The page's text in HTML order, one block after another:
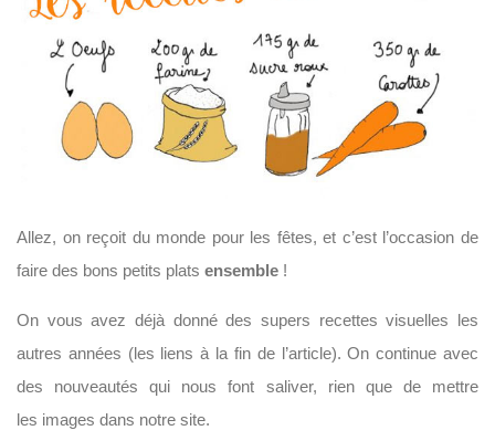
Allez, on reçoit du monde pour les fêtes, et c’est l’occasion de
faire des bons petits plats ensemble !
On vous avez déjà donné des supers recettes visuelles les
autres années (les liens à la fin de l’article). On continue avec
des nouveautés qui nous font saliver, rien que de mettre
les images dans notre site.